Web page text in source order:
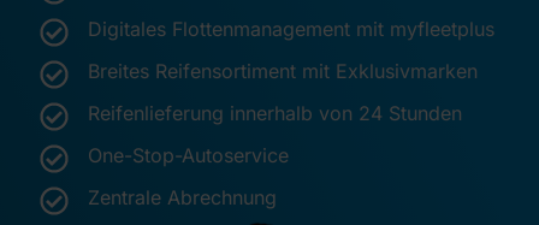
Digitales Flottenmanagement mit myfleetplus
Breites Reifensortiment mit Exklusivmarken
Reifenlieferung innerhalb von 24 Stunden
One-Stop-Autoservice
Zentrale Abrechnung